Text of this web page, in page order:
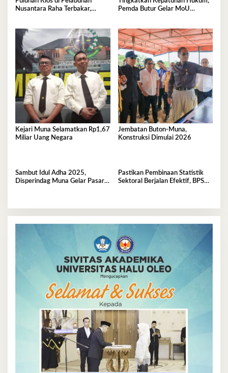
Nusantara Raha Terbakar,
Pemda Butur Gelar MoU
Kejari Muna Selamatkan Rp1,67
Miliar Uang Negara
Jembatan Buton-Muna,
Konstruksi Dimulai 2026
Sambut Idul Adha 2025,
Disperindag Muna Gelar Pasar
Pastikan Pembinaan Statistik
Sektoral Berjalan Efektif, BPS